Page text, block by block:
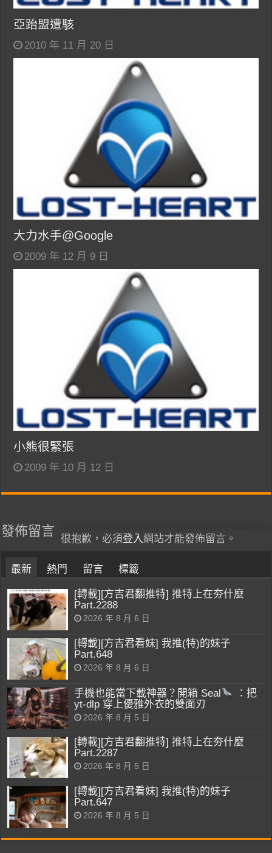
亞跆盟遭駭
2010 年 11 月 20 日
大力水手@Google
2009 年 12 月 9 日
小熊很緊張
2009 年 10 月 12 日
發佈留言
很抱歉，必須登入 網站才能發佈留言。
最新 熱門 留言 標籤
[轉載][方吉君翻推特] 推特上在夯什麼
Part.2288
2026 年 8 月 6 日
[轉載][方吉君看妹] 我推(特)的妹子
Part.648
2026 年 8 月 6 日
手機也能當下載神器？開箱 Seal
：把
yt-dlp 穿上優雅外衣的雙面刃
2026 年 8 月 5 日
[轉載][方吉君翻推特] 推特上在夯什麼
Part.2287
2026 年 8 月 5 日
[轉載][方吉君看妹] 我推(特)的妹子
Part.647
2026 年 8 月 5 日